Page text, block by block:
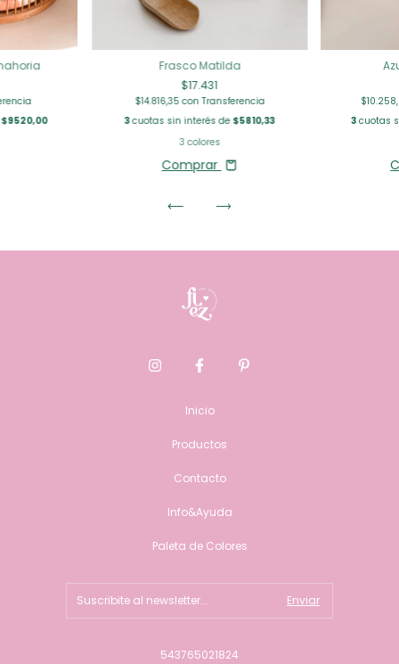
$9520,00
Frasco Matilda
$17.431
$14.816,35 con Transferencia
3cuotas sin interés de$5810,33
3 colores
Comprar
3 cuotas
Inicio
Productos
Contacto
Info&Ayuda
Paleta de Colores
543765021824